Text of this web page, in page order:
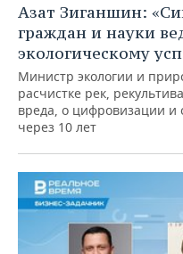
Азат Зиганшин:
граждан и науки
экологическому
Министр экологии и
расчистке рек,
вреда, о цифровизации и
через 10 лет